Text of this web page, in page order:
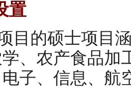
置
目的硕士项目
、农产食品加
子、信息、航